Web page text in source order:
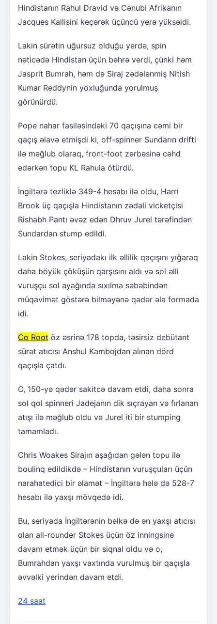
Hindistanın Rahul Dravid və Cənubi Afrikanın
Jacques Kallisini keçərək üçüncü yerə yüksəldi.
Lakin sürətin uğursuz olduğu yerdə, spin
nəticədə Hindistan üçün bəhrə verdi, çünki həm
Jasprit Bumrah, həm də Siraj zədələnmiş Nitish
Kumar Reddynin yoxluğunda yorulmuş
görünürdü.
Pope nahar fasiləsindəki 70 qaçışına cəmi bir
qaçış əlavə etmişdi ki, off-spinner Sundarın drifti
ilə məğlub olaraq, front-foot zərbəsinə cəhd
edərkən topu KL Rahula ötürdü.
İngiltərə tezliklə 349-4 hesabı ilə oldu, Harri
Brook üç qaçışla Hindistanın zədəli vicketçisi
Rishabh Pantı əvəz edən Dhruv Jurel tərəfindən
Sundardan stump edildi.
Lakin Stokes, seriyadakı ilk əllilik qaçışını yığaraq
daha böyük çöküşün qarşısını aldı və sol əlli
vuruşçu sol ayağında sıxılma səbəbindən
müqavimət göstərə bilməyənə qədər əla formada
idi.
Co Root öz əsrinə 178 topda, təsirsiz debütant
sürət atıcısı Anshul Kambojdan alınan dörd
qaçışla çatdı.
O, 150-yə qədər sakitcə davam etdi, daha sonra
sol qol spinneri Jadejanın dik sıçrayan və fırlanan
atışı ilə məğlub oldu və Jurel iti bir stumping
tamamladı.
Chris Woakes Sirajın aşağıdan gələn topu ilə
boulinq edildikdə – Hindistanın vuruşçuları üçün
narahatedici bir əlamət – İngiltərə hələ də 528-7
hesabı ilə yaxşı mövqedə idi.
Bu, seriyada İngiltərənin bəlkə də ən yaxşı atıcısı
olan all-rounder Stokes üçün öz inningsinə
davam etmək üçün bir siqnal oldu və o,
Bumrahdan yaxşı vaxtında vurulmuş bir qaçışla
əvvəlki yerindən davam etdi.
24 saat